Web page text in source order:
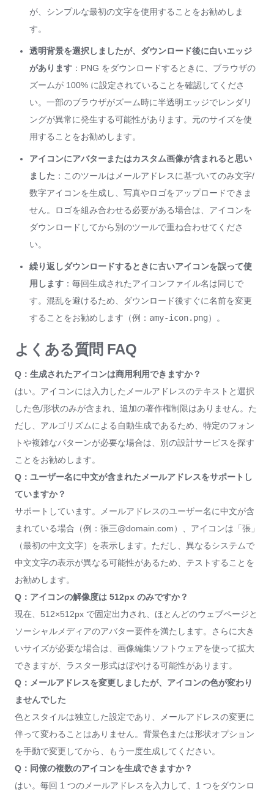
が、シンプルな最初の文字を使用することをお勧めしま
す。
透明背景を選択しましたが、ダウンロード後に白いエッジ
があります ：PNG をダウンロードするときに、ブラウザの
ズームが 100% に設定されていることを確認してくださ
い。一部のブラウザがズーム時に半透明エッジでレンダリ
ングが異常に発生する可能性があります。元のサイズを使
用することをお勧めします。
アイコンにアバターまたはカスタム画像が含まれると思い
ました ：このツールはメールアドレスに基づいてのみ文字/
数字アイコンを生成し、写真やロゴをアップロードできま
せん。ロゴを組み合わせる必要がある場合は、アイコンを
ダウンロードしてから別のツールで重ね合わせてくださ
い。
繰り返しダウンロードするときに古いアイコンを誤って使
用します ：毎回生成されたアイコンファイル名は同じで
す。混乱を避けるため、ダウンロード後すぐに名前を変更
することをお勧めします（例： amy-icon.png）。
よくある質問 FAQ
Q：生成されたアイコンは商用利用できますか？
はい。アイコンには入力したメールアドレスのテキストと選択
した色/形状のみが含まれ、追加の著作権制限はありません。た
だし、アルゴリズムによる自動生成であるため、特定のフォン
トや複雑なパターンが必要な場合は、別の設計サービスを探す
ことをお勧めします。
Q：ユーザー名に中文が含まれたメールアドレスをサポートし
ていますか？
サポートしています。メールアドレスのユーザー名に中文が含
まれている場合（例：張三@domain.com）、アイコンは「張」
（最初の中文文字）を表示します。ただし、異なるシステムで
中文文字の表示が異なる可能性があるため、テストすることを
お勧めします。
Q：アイコンの解像度は 512px のみですか？
現在、512×512px で固定出力され、ほとんどのウェブページと
ソーシャルメディアのアバター要件を満たします。さらに大き
いサイズが必要な場合は、画像編集ソフトウェアを使って拡大
できますが、ラスター形式はぼやける可能性があります。
Q：メールアドレスを変更しましたが、アイコンの色が変わり
ませんでした
色とスタイルは独立した設定であり、メールアドレスの変更に
伴って変わることはありません。背景色または形状オプション
を手動で変更してから、もう一度生成してください。
Q：同僚の複数のアイコンを生成できますか？
はい。毎回 1 つのメールアドレスを入力して、1 つをダウンロ